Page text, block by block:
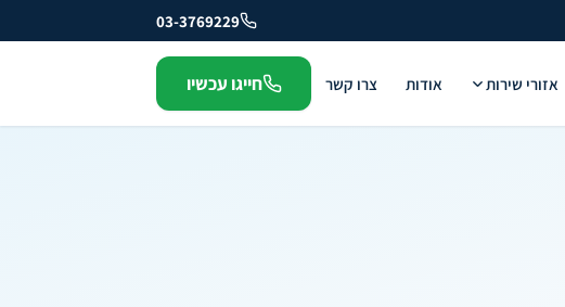
03-3769229
אזורי שירות אודות צרו קשר חייגו עכשיו